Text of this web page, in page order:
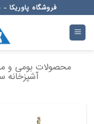
to
content
فروشگاه
محصولات بومی و
آشپزخانه